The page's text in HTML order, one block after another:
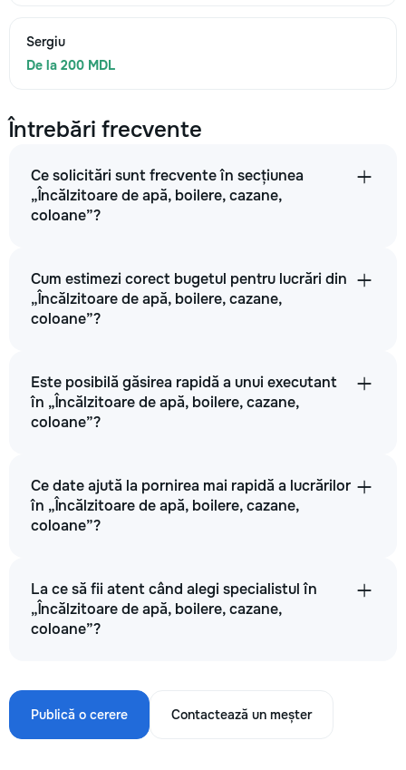
Sergiu
De la 200 MDL
Întrebări frecvente
Ce solicitări sunt frecvente în secțiunea
„Încălzitoare de apă, boilere, cazane,
coloane”?
Cum estimezi corect bugetul pentru lucrări din
„Încălzitoare de apă, boilere, cazane,
coloane”?
Este posibilă găsirea rapidă a unui executant
în „Încălzitoare de apă, boilere, cazane,
coloane”?
Ce date ajută la pornirea mai rapidă a lucrărilor
în „Încălzitoare de apă, boilere, cazane,
coloane”?
La ce să fii atent când alegi specialistul în
„Încălzitoare de apă, boilere, cazane,
coloane”?
Publică o cerere Contactează un meșter